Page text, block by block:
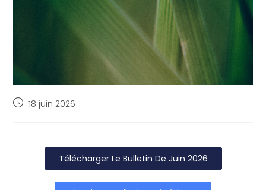
18 juin 2026
Télécharger Le Bulletin De Juin 2026